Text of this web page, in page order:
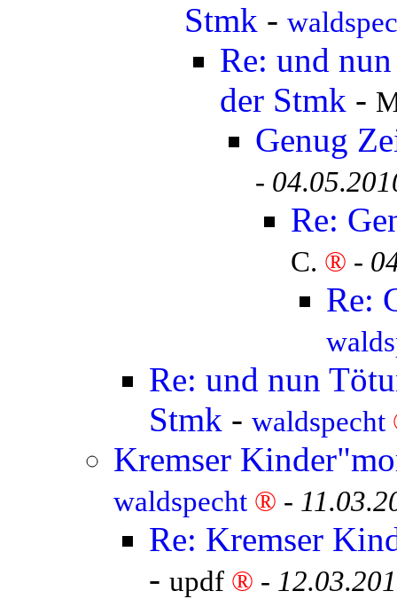
Stmk -
Re: und
der Stmk -
Genug
-
Re:
C. ® -
Re:
Re: und nun
Stmk - waldspecht
Kremser
waldspecht ® -
Re: Kremser
- updf ® -